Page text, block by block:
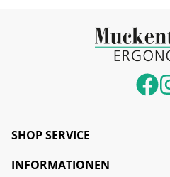
SHOP SERVICE
INFORMATIONEN